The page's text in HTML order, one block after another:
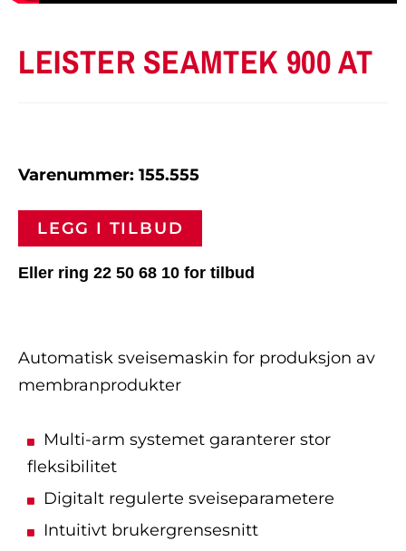
LEISTER SEAMTEK 900 AT
Varenummer: 155.555
LEGG I TILBUD
Eller ring 22 50 68 10 for tilbud
Automatisk sveisemaskin for produksjon av
membranprodukter
Multi-arm systemet garanterer stor
fleksibilitet
Digitalt regulerte sveiseparametere
Intuitivt brukergrensesnitt